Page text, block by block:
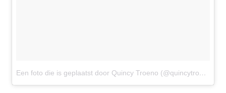
Een foto die is geplaatst door Quincy Troeno (@quincytroeno)